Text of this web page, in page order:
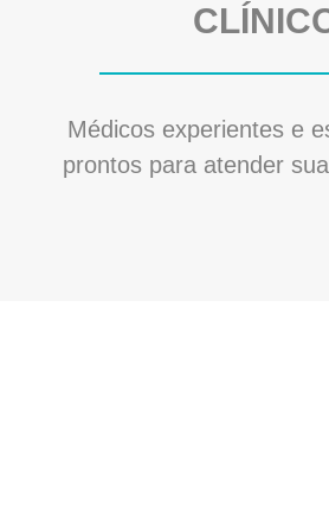
Médicos experientes e
prontos para atender